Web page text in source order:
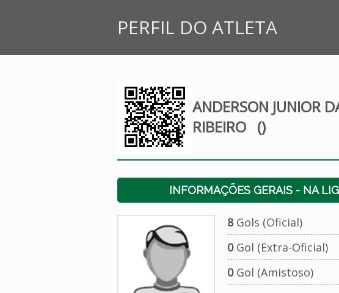
PERFIL DO ATLETA
ANDERSON JUNIOR
RIBEIRO ()
INFORMAÇÕES GERAIS - NA
8Gols (Oficial)
0Gol (Extra-Oficial)
0Gol (Amistoso)